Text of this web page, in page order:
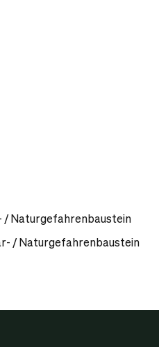
/ Naturgefahrenbaustein
/ Naturgefahrenbaustein